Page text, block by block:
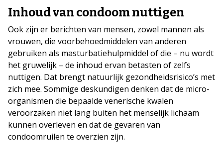
Inhoud van condoom nuttigen
Ook zijn er berichten van mensen, zowel mannen als
vrouwen, die voorbehoedmiddelen van anderen
gebruiken als masturbatiehulpmiddel of die – nu wordt
het gruwelijk – de inhoud ervan betasten of zelfs
nuttigen. Dat brengt natuurlijk gezondheidsrisico’s met
zich mee. Sommige deskundigen denken dat de micro-
organismen die bepaalde venerische kwalen
veroorzaken niet lang buiten het menselijk lichaam
kunnen overleven en dat de gevaren van
condoomruilen te overzien zijn.